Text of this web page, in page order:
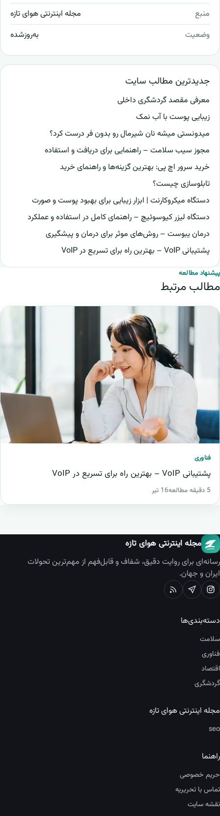
منبع
مجله اینترنتی هوای تازه
وضعیت
به‌روزشده
جدیدترین مطالب سایت
معرفی مقصد گردشگری داخلی
زیبایی پوست با آب نمک
میدونستی میشه نان شیرمال رو بدون فر درست کرد؟
مجوز سیب سلامت – راهنمایی برای دریافت و استفاده
خرید سرور اچ پی: بهترین گزینه‌ها و راهنمای خرید
تابلوسازی چیست؟
دستگاه میکروکارنت | ابزار زیبایی برای بهبود پوست و صورت
دستگاه لیزر کیوسوئیچ – راهنمای کامل در استفاده و عملکرد
درمان یبوست – روش‌های موثر برای درمان و پیشگیری
پشتیبانی VoIP – بهترین راه برای تسریع در VoIP
پیشنهاد مطالعه
مطالب مرتبط
فناوری
پشتیبانی VoIP – بهترین راه برای تسریع در VoIP
5 دقیقه مطالعه 16 تیر
مجله اینترنتی هوای تازه
رسانه‌ای برای روایت دقیق، شفاف و قابل‌فهم از مهم‌ترین تحولات
ایران و جهان.
دسته‌بندی‌ها
سلامت
فناوری
اقتصاد
گردشگری
مجله اینترنتی هوای تازه
seo
راهنما
حریم خصوصی
تماس با تحریریه
نقشه سایت